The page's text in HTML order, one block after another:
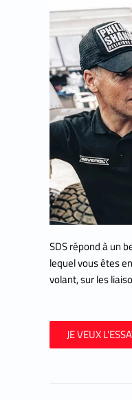
SDS répond à un
lequel vous êtes
volant, sur les
JE VEUX